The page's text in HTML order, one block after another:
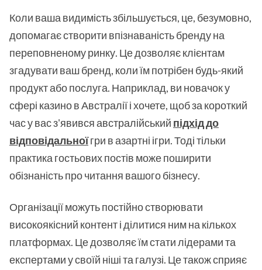
Коли ваша видимість збільшується, це, безумовно,
допомагає створити впізнаваність бренду на
переповненому ринку. Це дозволяє клієнтам
згадувати ваш бренд, коли їм потрібен будь-який
продукт або послуга. Наприклад, ви новачок у
сфері казино в Австралії і хочете, щоб за короткий
час у вас з'явився австралійський підхід до
відповідальноїгри в азартні ігри. Тоді тільки
практика гостьових постів може поширити
обізнаність про читання вашого бізнесу.
Організації можуть постійно створювати
високоякісний контент і ділитися ним на кількох
платформах. Це дозволяє їм стати лідерами та
експертами у своїй ніші та галузі. Це також сприяє